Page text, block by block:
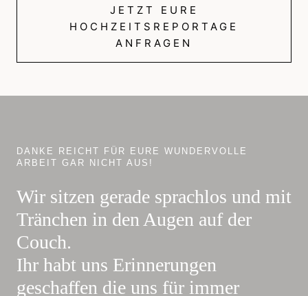
JETZT EURE
HOCHZEITSREPORTAGE
ANFRAGEN
DANKE REICHT FÜR EURE WUNDERVOLLE
ARBEIT GAR NICHT AUS!
Wir sitzen gerade sprachlos und mit
Tränchen in den Augen auf der
Couch.
Ihr habt uns Erinnerungen
geschaffen die uns für immer